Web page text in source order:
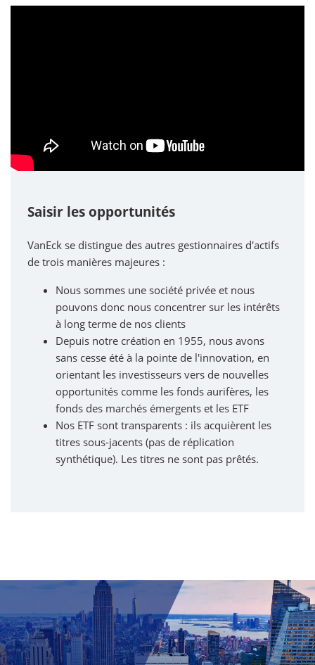
Saisir les opportunités
VanEck se distingue des autres gestionnaires d'actifs
de trois manières majeures :
Nous sommes une société privée et nous
pouvons donc nous concentrer sur les intérêts
à long terme de nos clients
Depuis notre création en 1955, nous avons
sans cesse été à la pointe de l'innovation, en
orientant les investisseurs vers de nouvelles
opportunités comme les fonds aurifères, les
fonds des marchés émergents et les ETF
Nos ETF sont transparents : ils acquièrent les
titres sous-jacents (pas de réplication
synthétique). Les titres ne sont pas prêtés.